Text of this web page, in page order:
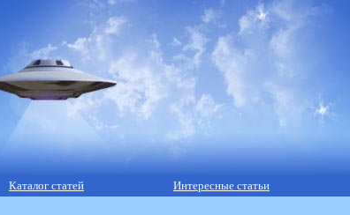
Каталог статей Интересные статьи